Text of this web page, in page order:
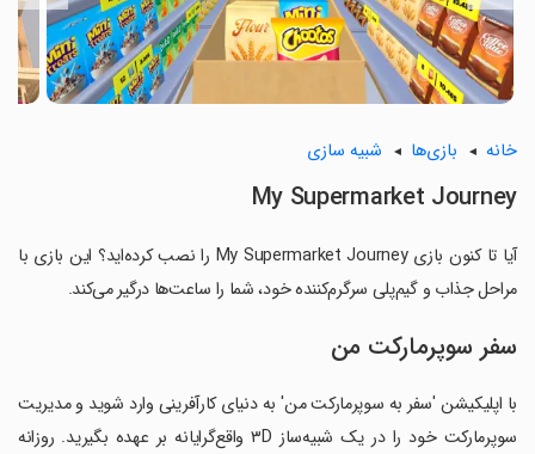
خانه بازی‌ها شبیه سازی
My Supermarket Journey
آیا تا کنون بازی My Supermarket Journey را نصب کرده‌اید؟ این بازی با
مراحل جذاب و گیم‌پلی سرگرم‌کننده خود، شما را ساعت‌ها درگیر می‌کند.
سفر سوپرمارکت من
با اپلیکیشن 'سفر به سوپرمارکت من' به دنیای کارآفرینی وارد شوید و مدیریت
سوپرمارکت خود را در یک شبیه‌ساز ۳D واقع‌گرایانه بر عهده بگیرید. روزانه